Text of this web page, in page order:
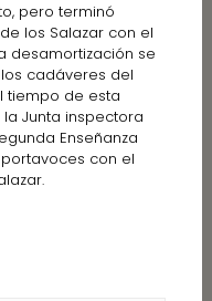
pero terminó
los Salazar con el
desamortización se
cadáveres del
tiempo de esta
Junta inspectora
Enseñanza
con el